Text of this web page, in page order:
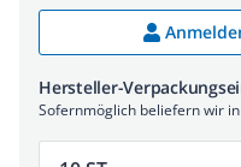
Hersteller-
Sofernmöglich beliefern wir